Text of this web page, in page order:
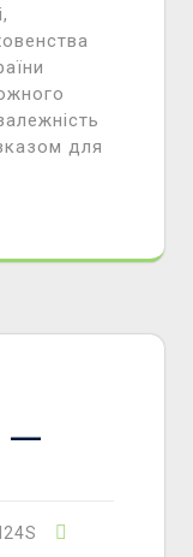
для
—